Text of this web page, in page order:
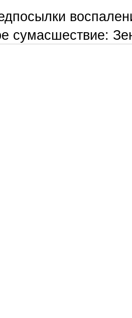
сумасшествие: